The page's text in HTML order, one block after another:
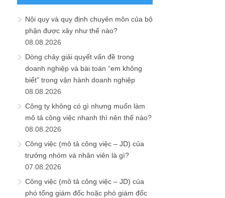
Nội quy và quy định chuyên môn của bộ
phận được xây như thế nào?
08.08.2026
Dòng chảy giải quyết vấn đề trong
doanh nghiệp và bài toán “em không
biết” trong vận hành doanh nghiệp
08.08.2026
Công ty không có gì nhưng muốn làm
mô tả công việc nhanh thì nên thế nào?
08.08.2026
Công việc (mô tả công việc – JD) của
trưởng nhóm và nhân viên là gì?
07.08.2026
Công việc (mô tả công việc – JD) của
phó tổng giám đốc hoặc phó giám đốc